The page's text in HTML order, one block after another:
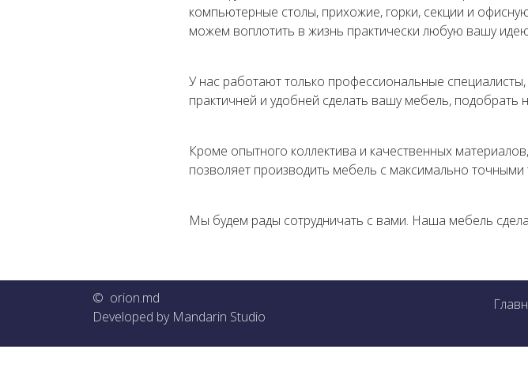
компьютерные столы, прихожие, горки, секции и
можем воплотить в жизнь практически любую вашу
У нас работают только профессиональные
практичней и удобней сделать вашу мебель,
Кроме опытного коллектива и качественных
позволяет производить мебель с максимально точными
Мы будем рады сотрудничать с вами. Наша мебель
© orion.md
Developed by Mandarin Studio